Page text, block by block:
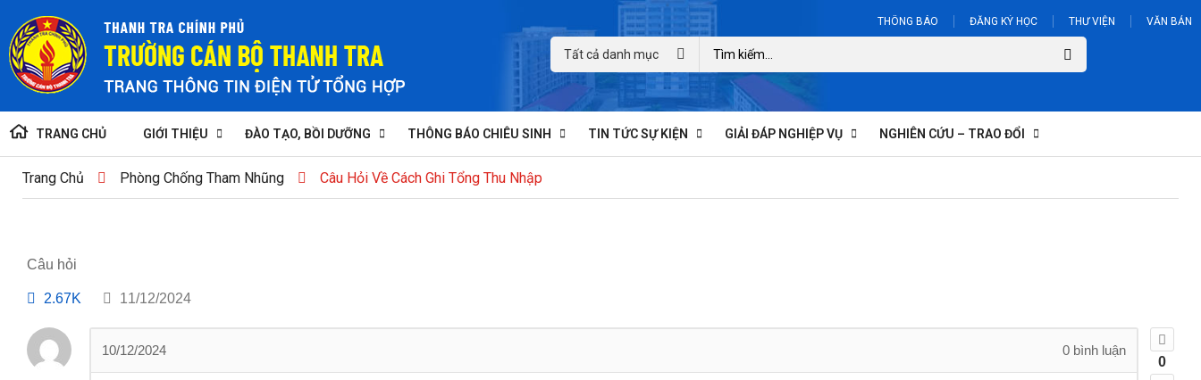
THÔNG BÁO ĐĂNG KÝ HỌC THƯ VIỆN VĂN BẢN
Tất cả danh mục
TRANG CHỦ GIỚI THIỆU ĐÀO TẠO, BỒI DƯỠNG THÔNG BÁO CHIÊU SINH TIN TỨC SỰ KIỆN GIẢI ĐÁP NGHIỆP VỤ NGHIÊN CỨU – TRAO ĐỔI
Trang Chủ Phòng Chống Tham Nhũng Câu Hỏi Về Cách Ghi Tổng Thu Nhập
Câu hỏi
2.67K 11/12/2024
0
10/12/2024 0 bình luận